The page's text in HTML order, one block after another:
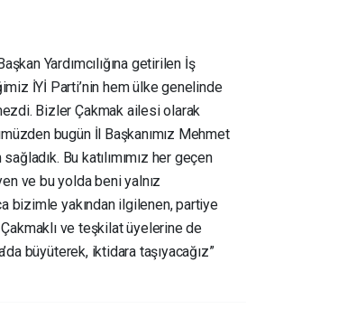
Yardımcılığına getirilen İş
İYİ Parti’nin hem ülke genelinde
Bizler Çakmak ailesi olarak
bugün İl Başkanımız Mehmet
Bu katılımımız her geçen
ve bu yolda beni yalnız
bizimle yakından ilgilenen, partiye
ve teşkilat üyelerine de
büyüterek, iktidara taşıyacağız”